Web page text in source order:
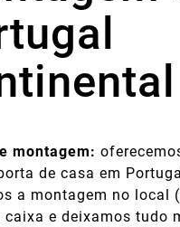
montagem:
de casa em
a montagem no local
caixa e deixamos tudo